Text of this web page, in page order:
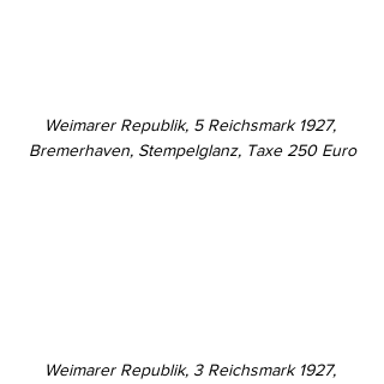
Weimarer Republik, 5 Reichsmark 1927,
Bremerhaven, Stempelglanz, Taxe 250 Euro
Weimarer Republik, 3 Reichsmark 1927,